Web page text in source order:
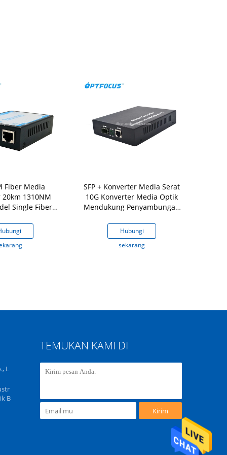
Fiber Media
1310NM
Single Fiber
SFP + Konverter Media Serat
10G Konverter Media Optik
Mendukung Penyambungan
Hubungi
sekarang
L
B
TEMUKAN KAMI DI
Kirim